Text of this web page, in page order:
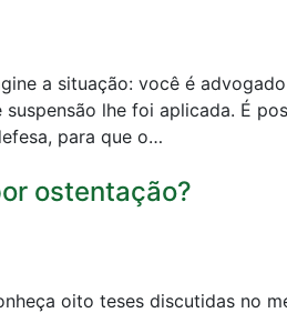
a situação: você é
lhe foi aplicada. É
para que o…
ostentação?
oito teses discutidas no